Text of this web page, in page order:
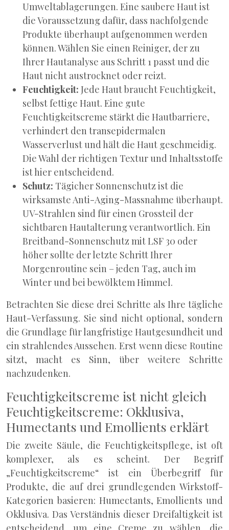
Umweltablagerungen. Eine saubere Haut ist
die Voraussetzung dafür, dass nachfolgende
Produkte überhaupt aufgenommen werden
können. Wählen Sie einen Reiniger, der zu
Ihrer Hautanalyse aus Schritt 1 passt und die
Haut nicht austrocknet oder reizt.
Feuchtigkeit: Jede Haut braucht Feuchtigkeit,
selbst fettige Haut. Eine gute
Feuchtigkeitscreme stärkt die Hautbarriere,
verhindert den transepidermalen
Wasserverlust und hält die Haut geschmeidig.
Die Wahl der richtigen Textur und Inhaltsstoffe
ist hier entscheidend.
Schutz: Tägicher Sonnenschutz ist die
wirksamste Anti-Aging-Massnahme überhaupt.
UV-Strahlen sind für einen Grossteil der
sichtbaren Hautalterung verantwortlich. Ein
Breitband-Sonnenschutz mit LSF 30 oder
höher sollte der letzte Schritt Ihrer
Morgenroutine sein – jeden Tag, auch im
Winter und bei bewölktem Himmel.
Betrachten Sie diese drei Schritte als Ihre tägliche
Haut-Verfassung. Sie sind nicht optional, sondern
die Grundlage für langfristige Hautgesundheit und
ein strahlendes Aussehen. Erst wenn diese Routine
sitzt, macht es Sinn, über weitere Schritte
nachzudenken.
Feuchtigkeitscreme ist nicht gleich
Feuchtigkeitscreme: Okklusiva,
Humectants und Emollients erklärt
Die zweite Säule, die Feuchtigkeitspflege, ist oft
komplexer, als es scheint. Der Begriff
„Feuchtigkeitscreme“ ist ein Überbegriff für
Produkte, die auf drei grundlegenden Wirkstoff-
Kategorien basieren: Humectants, Emollients und
Okklusiva. Das Verständnis dieser Dreifaltigkeit ist